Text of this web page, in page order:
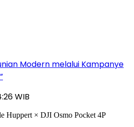
Modern melalui Kampanye
WIB